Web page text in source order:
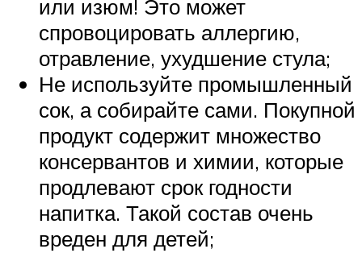
или изюм! Это может
спровоцировать аллергию,
отравление, ухудшение стула;
Не используйте промышленный
сок, а собирайте сами. Покупной
продукт содержит множество
консервантов и химии, которые
продлевают срок годности
напитка. Такой состав очень
вреден для детей;